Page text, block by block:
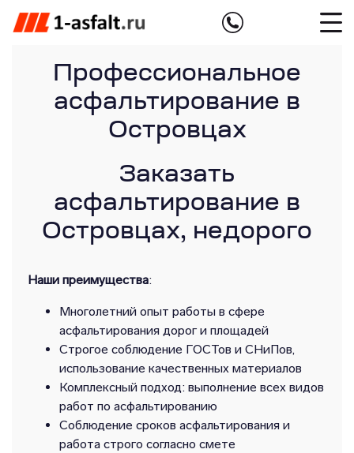
Профессиональное
асфальтирование в
Островцах
Заказать
асфальтирование в
Островцах, недорого
Наши преимущества:
Многолетний опыт работы в сфере
асфальтирования дорог и площадей
Строгое соблюдение ГОСТов и СНиПов,
использование качественных материалов
Комплексный подход: выполнение всех видов
работ по асфальтированию
Соблюдение сроков асфальтирования и
работа строго согласно смете